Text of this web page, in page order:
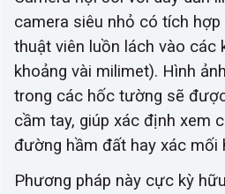
camera siêu nhỏ có tích
thuật viên luồn lách vào các
khoảng vài milimet). Hình
trong các hốc tường sẽ
cầm tay, giúp xác định xem
đường hầm đất hay xác mối
Phương pháp này cực kỳ